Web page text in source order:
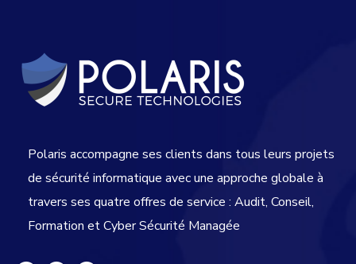
Polaris accompagne ses clients dans tous leurs projets
de sécurité informatique avec une approche globale à
travers ses quatre offres de service : Audit, Conseil,
Formation et Cyber Sécurité Managée